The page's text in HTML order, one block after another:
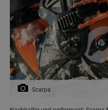
Scarpa